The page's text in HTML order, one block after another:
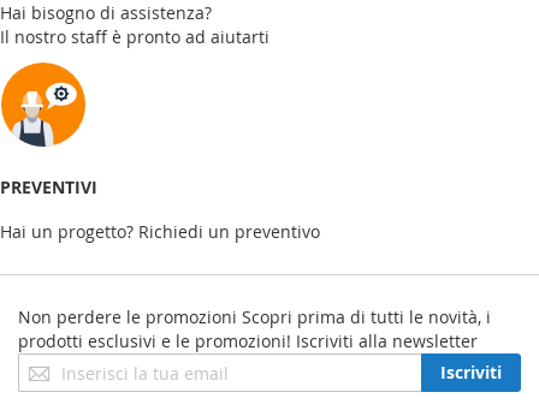
Hai bisogno di assistenza?
Il nostro staff è pronto ad aiutarti
PREVENTIVI
Hai un progetto? Richiedi un preventivo
Non perdere le promozioni Scopri prima di tutti le novità, i
prodotti esclusivi e le promozioni! Iscriviti alla newsletter
Iscriviti
alla
Iscriviti